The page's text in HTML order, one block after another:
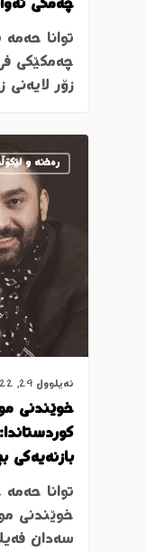
توانا
چەمکێکی
زۆر لایەنی
رەخنە و
ئەیلوول 29, 2022
خوێندنی
بازنەیەکی
توانا
خوێندنی
سەدان